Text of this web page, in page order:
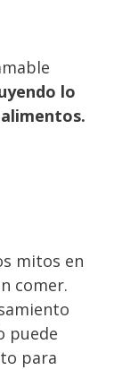
lo
mitos en
comer.
puede
para